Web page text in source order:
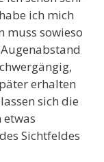
ich mich
muss sowieso
erhalten
sich die
etwas
Sichtfeldes